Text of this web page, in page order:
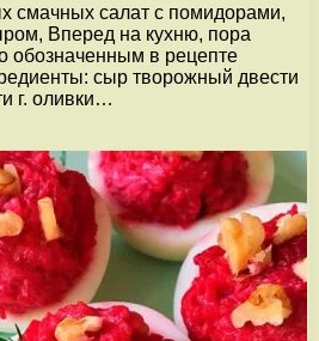
смачных салат с помидорами,
Вперед на кухню, пора
обозначенным в рецепте
сыр творожный двести
г. оливки…